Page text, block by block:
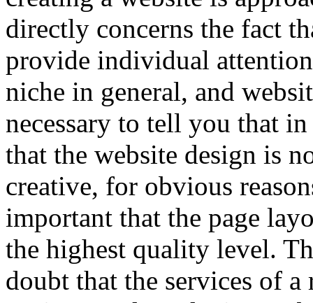
directly concerns the fact
provide individual
niche in general, and
necessary to tell you that
that the website design is
creative, for obvious
important that the page
the highest quality level.
doubt that the services of